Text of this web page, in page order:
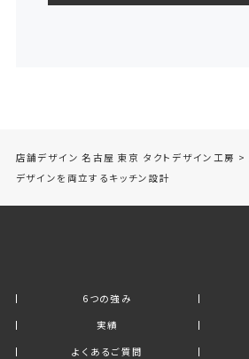
店舗デザイン 名古屋 東京 タクトデザイン工房 >
デザインを両立するキッチン設計
6つの強み
実績
よくあるご質問